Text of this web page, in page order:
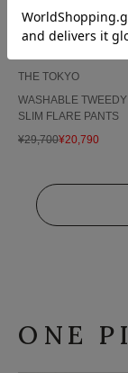
THE TOKYO
WASHABLE
SLIM FLARE PANTS
¥29,700¥20,790
ONE